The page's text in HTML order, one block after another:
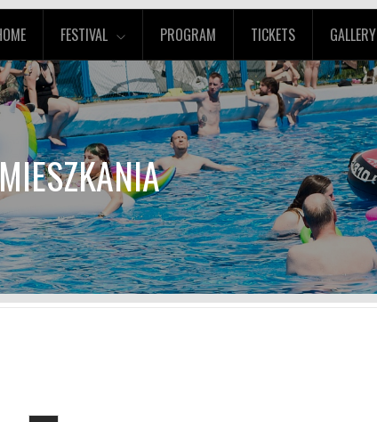
FESTIVAL PROGRAM TICKETS GALLERY